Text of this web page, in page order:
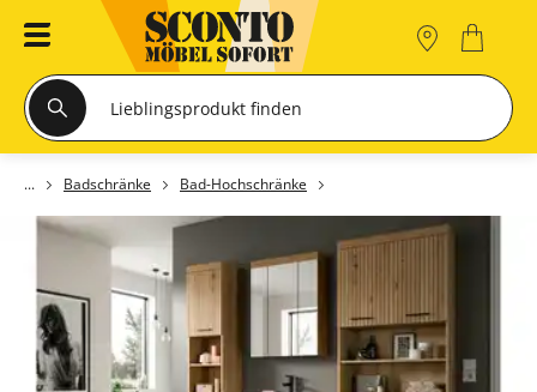
Badschränke Bad-Hochschränke